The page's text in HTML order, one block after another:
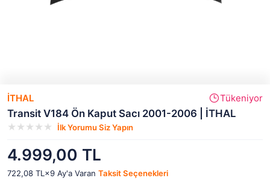
İTHAL Tükeniyor
Transit V184 Ön Kaput Sacı 2001-2006 | İTHAL
İlk Yorumu Siz Yapın
4.999,00 TL
722,08 TL×9 Ay'a Varan Taksit Seçenekleri